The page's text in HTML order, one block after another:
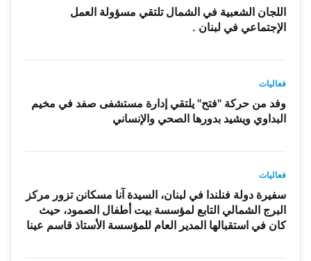
اللجان الشعبية في الشمال تلتقي مسؤولة العمل
الإجتماعي في لبنان .
فعاليات
وفد من حركة "فتح" يلتقي إدارة مستشفى صفد في مخيم
البداوي ويشيد بدورها الصحي والإنساني
فعاليات
سفيرة دولة فنلندا في لبنان، السيدة آنا مسكانن تزور مركز
البرج الشمالي التابع لمؤسسة بيت أطفال الصمود، حيث
كان في استقبالها المدير العام للمؤسسة الأستاذ قاسم عينا